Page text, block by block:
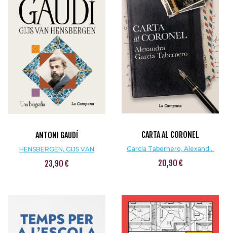
ANTONI GAUDÍ
HENSBERGEN, GIJS VAN
23,90 €
CARTA AL CORONEL
García Tabernero, Alexand...
20,90 €